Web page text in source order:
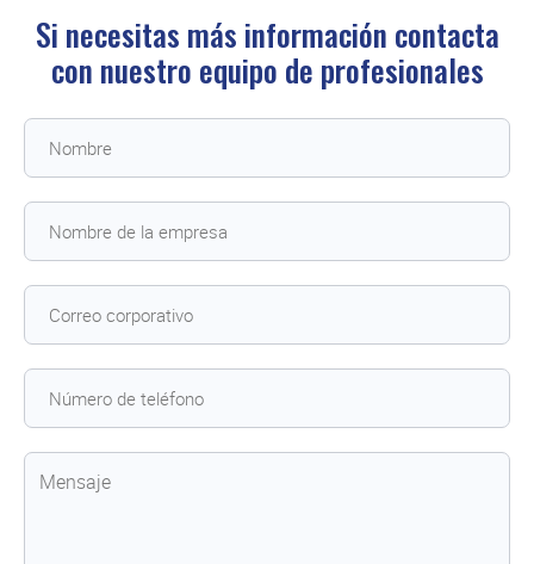
Si necesitas más información contacta
con nuestro equipo de profesionales